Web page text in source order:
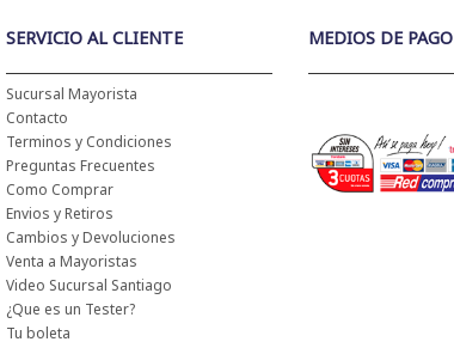
SERVICIO AL CLIENTE
Sucursal Mayorista
Contacto
Terminos y Condiciones
Preguntas Frecuentes
Como Comprar
Envios y Retiros
Cambios y Devoluciones
Venta a Mayoristas
Video Sucursal Santiago
¿Que es un Tester?
Tu boleta
MEDIOS DE PAGO